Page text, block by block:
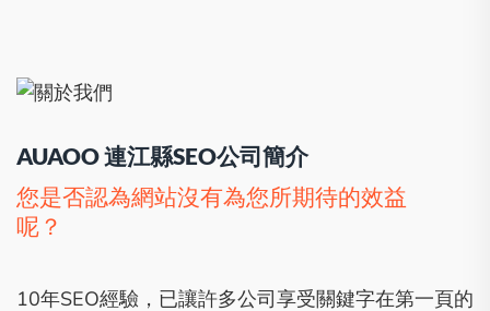
AUAOO 連江縣SEO公司簡介
您是否認為網站沒有為您所期待的效益
呢？
10年SEO經驗，已讓許多公司享受關鍵字在第一頁的